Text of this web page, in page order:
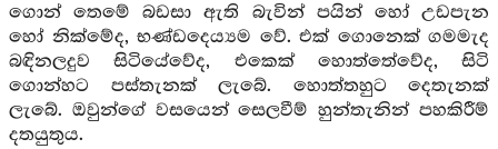
ගොන් තෙමේ බඩසා ඇති බැවින් පයින් හෝ උඩපැන
හෝ නික්මේද, භණ්ඩදෙය්‍යම වේ. එක් ගොනෙක් ගමමැද
බඳිනලදුව සිටියේවේද, එකෙක් හොත්තේවේද, සිටි
ගොන්හට පස්තැනක් ලැබේ. හොත්තහුට දෙතැනක්
ලැබේ. ඔවුන්ගේ වසයෙන් සෙලවීම් හුන්තැනින් පහකිරීම්
දතයුතුය.